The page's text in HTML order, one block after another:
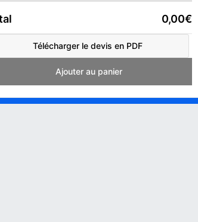
0,00€
Télécharger le devis en PDF
Add to cart